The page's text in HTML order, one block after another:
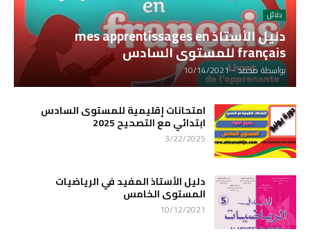
دلائل
دليل الأستاذ mes apprentissages en
français للمستوى السادس
بواسطة محمد-
10/14/2021
امتحانات إقليمية للمستوى السادس
ابتدائي مع التصحيح 2025
3/22/2025
دليل الأستاذ المفيد في الرياضيات
المستوى الخامس
10/12/2021